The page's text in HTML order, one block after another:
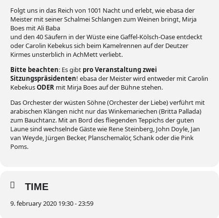
Folgt uns in das Reich von 1001 Nacht und erlebt, wie ebasa der
Meister mit seiner Schalmei Schlangen zum Weinen bringt, Mirja
Boes mit Ali Baba
und den 40 Säufern in der Wüste eine Gaffel-Kölsch-Oase entdeckt
oder Carolin Kebekus sich beim Kamelrennen auf der Deutzer
Kirmes unsterblich in AchMett verliebt.
Bitte beachten: Es gibt pro Veranstaltung zwei
Sitzungspräsidenten! ebasa der Meister wird entweder mit Carolin
KebekusODER mit Mirja Boes auf der Bühne stehen.
Das Orchester der wüsten Söhne (Orchester der Liebe) verführt mit
arabischen Klängen nicht nur das Winkemariechen (Britta Pallada)
zum Bauchtanz. Mit an Bord des fliegenden Teppichs der guten
Laune sind wechselnde Gäste wie Rene Steinberg, John Doyle, Jan
van Weyde, Jürgen Becker, Planschemalör, Schank oder die Pink
Poms.
TIME
9. february 2020 19:30 - 23:59